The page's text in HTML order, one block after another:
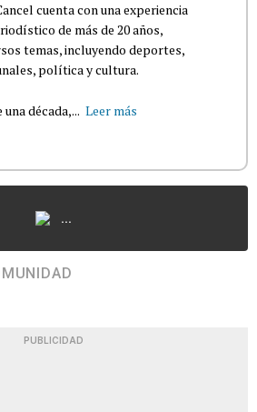
cuenta con una experiencia
de más de 20 años,
temas, incluyendo deportes,
política y cultura.
década,... Leer más
...
PUBLICIDAD